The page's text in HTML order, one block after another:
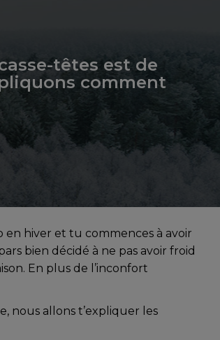
têtes est de
comment
en hiver et tu commences à avoir
bien décidé à ne pas avoir froid
En plus de l’inconfort
nous allons t’expliquer les